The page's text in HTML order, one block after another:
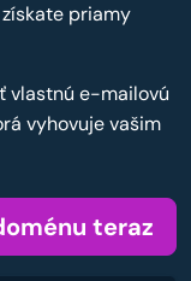
priamy
vlastnú e-mailovú
vyhovuje vašim
teraz